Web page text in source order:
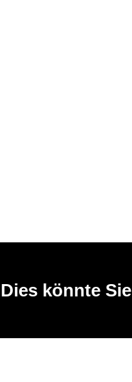
Dies könnte